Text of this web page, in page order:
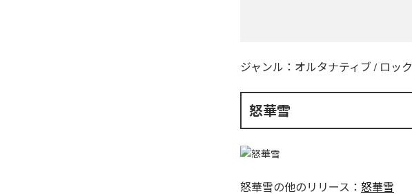
ジャンル： オルタナティブ / ロック
怒華雪
怒華雪の他のリリース： 怒華雪